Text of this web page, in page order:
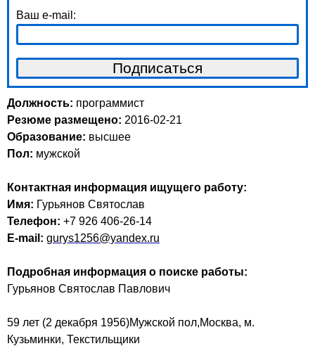
Ваш e-mail:
Должность: программист
Резюме размещено: 2016-02-21
Образование: высшее
Пол: мужской
Контактная информация ищущего работу:
Имя: Гурьянов Святослав
Телефон: +7 926 406-26-14
E-mail: gurys1256@yandex.ru
Подробная информация о поиске работы:
Гурьянов Святослав Павлович
59 лет (2 декабря 1956)Мужской пол,Москва, м.
Кузьминки, Текстильщики